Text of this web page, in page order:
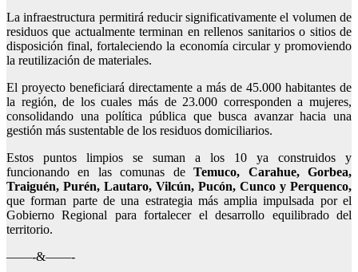
La infraestructura permitirá reducir significativamente el volumen de
residuos que actualmente terminan en rellenos sanitarios o sitios de
disposición final, fortaleciendo la economía circular y promoviendo
la reutilización de materiales.
El proyecto beneficiará directamente a más de 45.000 habitantes de
la región, de los cuales más de 23.000 corresponden a mujeres,
consolidando una política pública que busca avanzar hacia una
gestión más sustentable de los residuos domiciliarios.
Estos puntos limpios se suman a los 10 ya construidos y
funcionando en las comunas deTemuco, Carahue, Gorbea,
Traiguén, Purén, Lautaro, Vilcún, Pucón, Cunco y Perquenco,
que forman parte de una estrategia más amplia impulsada por el
Gobierno Regional para fortalecer el desarrollo equilibrado del
territorio.
——-&——-